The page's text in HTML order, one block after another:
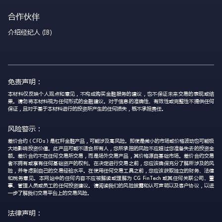
合作伙伴
介绍经纪人 (IB)
免责声明：
本材料仅反映个人观点和意见，不构成购买金融服务的建议，也不保证未来交易的表现或结
果。请勿将本材料视为任何形式的金融建议。对于信息的准确性、有效性或完整性不提供任何
保证，且对于基于本材料进行的投资所产生的任何损失，概不承担责任。
风险警示：
差价合约（CFDs）是杠杆金融产品，可能涉及高风险。即使是微小的市场或价格波动也可能极
大地影响投资价值。此产品可能不适合所有人，您所承担的风险不应超过您准备失去的投资金
额。差价合约不在任何交易所交易，而是场外交易产品，其价格源自基础市场。差价合约交易
者不拥有或享有任何基础资产的权利。在决定进行交易之前，您应该确保充分了解所涉及的风
险，并考虑到自己的交易经验水平。在使用任何交易工具之前，您应该获取独立的财务、法律
和税务意见。本网站中的任何内容不应被解读或理解为 CG FinTech 或其任何关联公司、董
事、管理人员或员工的任何投资建议。请阅读我们的风险披露和认可声明以及客户协议，以进
一步了解我们交易平台上的交易风险。
法律声明：